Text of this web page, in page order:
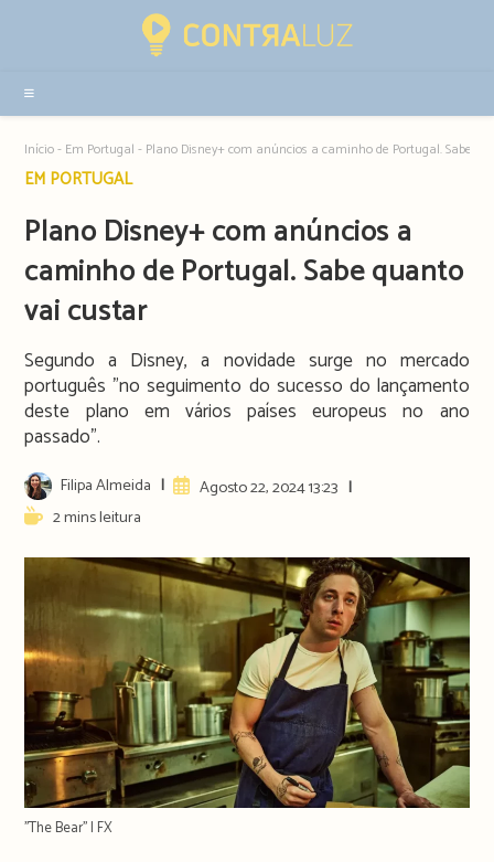
sidebar
Início- Em Portugal - Plano Disney+ com anúncios a caminho de Portugal. Sabe
Post
EM PORTUGAL
Plano Disney+ com anúncios a
caminho de Portugal. Sabe quanto
vai custar
Segundo a Disney, a novidade surge no mercado
português "no seguimento do sucesso do lançamento
deste plano em vários países europeus no ano
passado".
Post
author:
Filipa Almeida
ArtigoAgosto 22, 2024 13:23
Reading2 mins leitura
''The Bear'' | FX